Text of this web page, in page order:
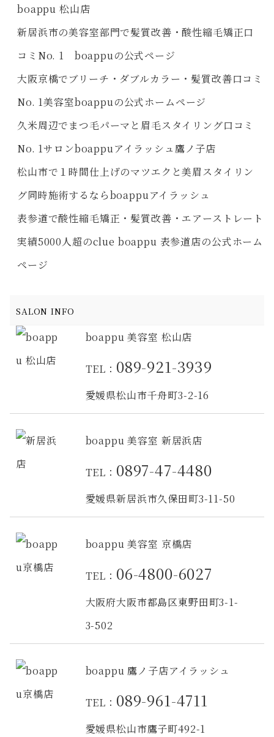
boappu 松山店
新居浜市の美容室部門で髪質改善・酸性縮毛矯正口
コミNo. 1 boappuの公式ページ
大阪京橋でブリーチ・ダブルカラー・髪質改善口コミ
No. 1美容室boappuの公式ホームページ
久米周辺でまつ毛パーマと眉毛スタイリング口コミ
No. 1サロンboappuアイラッシュ鷹ノ子店
松山市で１時間仕上げのマツエクと美眉スタイリン
グ同時施術するならboappuアイラッシュ
表参道で酸性縮毛矯正・髪質改善・エアーストレート
実績5000人超のclue boappu 表参道店の公式ホーム
ページ
SALON INFO
boappu 美容室 松山店
TEL： 089-921-3939
愛媛県松山市千舟町3-2-16
boappu 美容室 新居浜店
TEL： 0897-47-4480
愛媛県新居浜市久保田町3-11-50
boappu 美容室 京橋店
TEL： 06-4800-6027
大阪府大阪市都島区東野田町3-1-
3-502
boappu 鷹ノ子店アイラッシュ
TEL： 089-961-4711
愛媛県松山市鷹子町492-1